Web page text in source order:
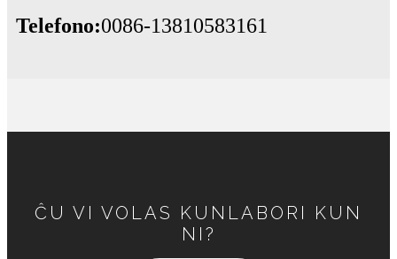
Telefono:0086-13810583161
ĈU VI VOLAS KUNLABORI KUN
NI?